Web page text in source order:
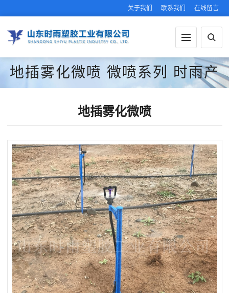
关于我们 联系我们 在线留言
地插雾化微喷 微喷系列
时雨产
品 未分类
地插雾化微喷